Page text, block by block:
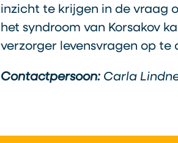
inzicht te krijgen in de vraag
het syndroom van Korsakov
verzorger levensvragen op
Contactpersoon: Carla